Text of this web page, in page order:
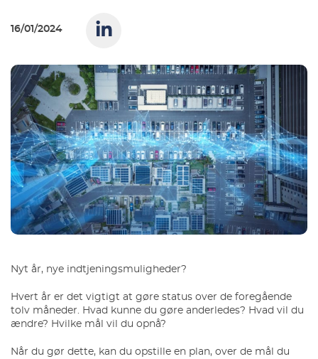
16/01/2024
Nyt år, nye indtjeningsmuligheder?
Hvert år er det vigtigt at gøre status over de foregående
tolv måneder. Hvad kunne du gøre anderledes? Hvad vil du
ændre? Hvilke mål vil du opnå?
Når du gør dette, kan du opstille en plan, over de mål du